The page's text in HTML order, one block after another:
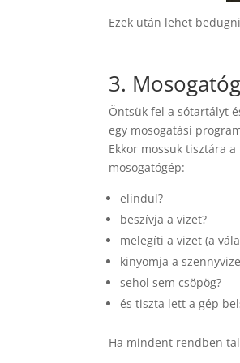
Ezek után lehet
3.
Öntsük fel a sótartályt
egy mosogatási
Ekkor mossuk tisztára
mosogatógép:
elindul?
beszívja a vizet?
melegíti a vizet (a
kinyomja a
sehol sem csöpög?
és tiszta lett a gép
Ha mindent rendben